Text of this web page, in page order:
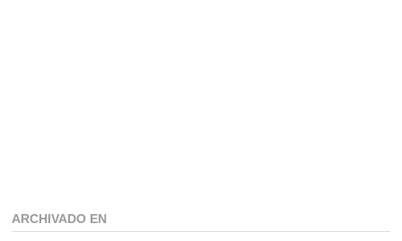
ARCHIVADO EN